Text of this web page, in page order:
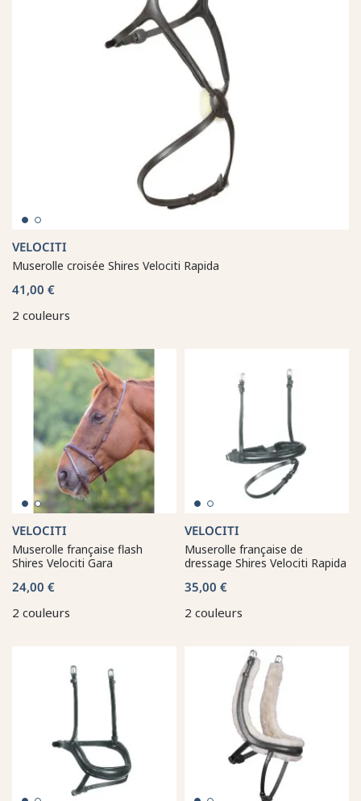
VELOCITI
Muserolle croisée Shires Velociti Rapida
41,00 €
2 couleurs
VELOCITI
Muserolle française flash
Shires Velociti Gara
24,00 €
2 couleurs
VELOCITI
Muserolle française de
dressage Shires Velociti Rapida
35,00 €
2 couleurs